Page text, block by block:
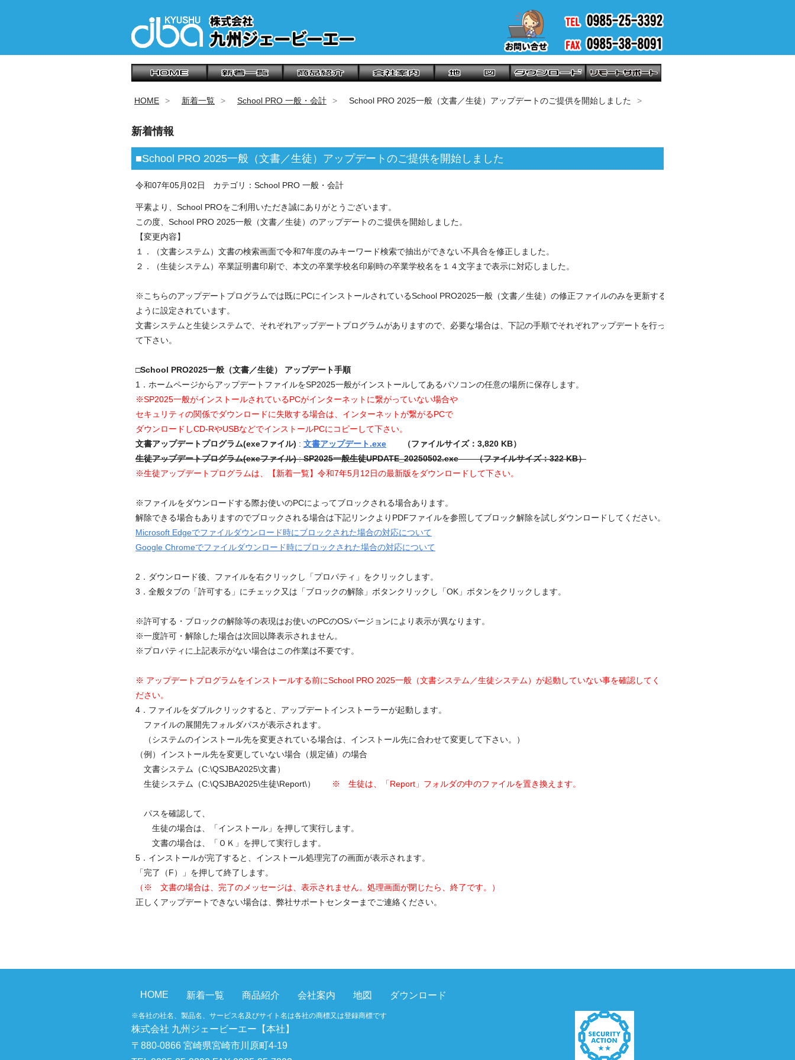
HOME 新着一覧 School PRO 一般・会計 School PRO 2025一般（文書／生徒）アップデートのご提供を開始しました
新着情報
■School PRO 2025一般（文書／生徒）アップデートのご提供を開始しました
令和07年05月02日 カテゴリ：School PRO 一般・会計
平素より、School PROをご利用いただき誠にありがとうございます。
この度、School PRO 2025一般（文書／生徒）のアップデートのご提供を開始しました。
【変更内容】
１．（文書システム）文書の検索画面で令和7年度のみキーワード検索で抽出ができない不具合を修正しました。
２．（生徒システム）卒業証明書印刷で、本文の卒業学校名印刷時の卒業学校名を１４文字まで表示に対応しました。
※こちらのアップデートプログラムでは既にPCにインストールされているSchool PRO2025一般（文書／生徒）の修正ファイルのみを更新する
ように設定されています。
文書システムと生徒システムで、それぞれアップデートプログラムがありますので、必要な場合は、下記の手順でそれぞれアップデートを行っ
て下さい。
□School PRO2025一般（文書／生徒） アップデート手順
1．ホームページからアップデートファイルをSP2025一般がインストールしてあるパソコンの任意の場所に保存します。
※SP2025一般がインストールされているPCがインターネットに繋がっていない場合や
セキュリティの関係でダウンロードに失敗する場合は、インターネットが繋がるPCで
ダウンロードしCD-RやUSBなどでインストールPCにコピーして下さい。
文書アップデートプログラム(exeファイル) : 文書アップデート.exe （ファイルサイズ：3,820 KB）
生徒アップデートプログラム(exeファイル):SP2025一般生徒UPDATE_20250502.exe （ファイルサイズ：322 KB）
※生徒アップデートプログラムは、【新着一覧】令和7年5月12日の最新版をダウンロードして下さい。
※ファイルをダウンロードする際お使いのPCによってブロックされる場合あります。
解除できる場合もありますのでブロックされる場合は下記リンクよりPDFファイルを参照してブロック解除を試しダウンロードしてください。
Microsoft Edgeでファイルダウンロード時にブロックされた場合の対応について
Google Chromeでファイルダウンロード時にブロックされた場合の対応について
2．ダウンロード後、ファイルを右クリックし「プロパティ」をクリックします。
3．全般タブの「許可する」にチェック又は「ブロックの解除」ボタンクリックし「OK」ボタンをクリックします。
※許可する・ブロックの解除等の表現はお使いのPCのOSバージョンにより表示が異なります。
※一度許可・解除した場合は次回以降表示されません。
※プロパティに上記表示がない場合はこの作業は不要です。
※ アップデートプログラムをインストールする前にSchool PRO 2025一般（文書システム／生徒システム）が起動していない事を確認してく
ださい。
4．ファイルをダブルクリックすると、アップデートインストーラーが起動します。
ファイルの展開先フォルダパスが表示されます。
（システムのインストール先を変更されている場合は、インストール先に合わせて変更して下さい。）
（例）インストール先を変更していない場合（規定値）の場合
文書システム（C:\QSJBA2025\文書）
生徒システム（C:\QSJBA2025\生徒\Report\）
※ 生徒は、「Report」フォルダの中のファイルを置き換えます。
パスを確認して、
生徒の場合は、「インストール」を押して実行します。
文書の場合は、「ＯＫ」を押して実行します。
5．インストールが完了すると、インストール処理完了の画面が表示されます。
「完了（F）」を押して終了します。
（※ 文書の場合は、完了のメッセージは、表示されません。処理画面が閉じたら、終了です。）
正しくアップデートできない場合は、弊社サポートセンターまでご連絡ください。
HOME 新着一覧 商品紹介 会社案内 地図 ダウンロード
※各社の社名、製品名、サービス名及びサイト名は各社の商標又は登録商標です
株式会社 九州ジェービーエー【本社】
〒880-0866 宮崎県宮崎市川原町4-19